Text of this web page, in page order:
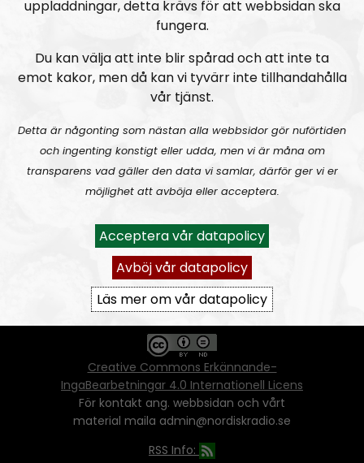
Ansvarig utgivare:Vera Oredsson
Vårdatapolicy
Du får kopiera och sprida vårt material
oförändrat, men uppge oss som källa.
Om ni vill sprida ett urklipp ni själva skapat
går även det bra, så länge det inte görs med
ett vinstdrivande syfte - då behöver ni
skriftlig tillåtelse från oss.
Creative Commons Erkännande-
IngaBearbetningar 4.0 Internationell Licens
För kontakt ang. webbsidan och vårt
material maila admin@nordiskradio.se
RSS Info:
uppladdningar, detta krävs för att webbsidan ska
fungera.
Du kan välja att inte blir spårad och att inte ta
emot kakor, men då kan vi tyvärr inte tillhandahålla
vår tjänst.
Detta är någonting som nästan alla webbsidor gör nuförtiden
och ingenting konstigt eller udda, men vi är måna om
transparens vad gäller den data vi samlar, därför ger vi er
möjlighet att avböja eller acceptera.
Acceptera vår datapolicy
Avböj vår datapolicy
Läs mer om vår datapolicy